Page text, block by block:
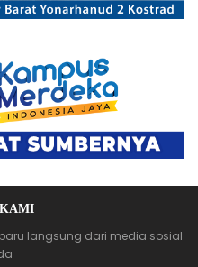
langsung dari media sosial